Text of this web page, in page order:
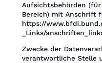
Aufsichtsbehörden
Bereich) mit Anschrift
https://
_Links/
Zwecke der
verantwortliche Stelle